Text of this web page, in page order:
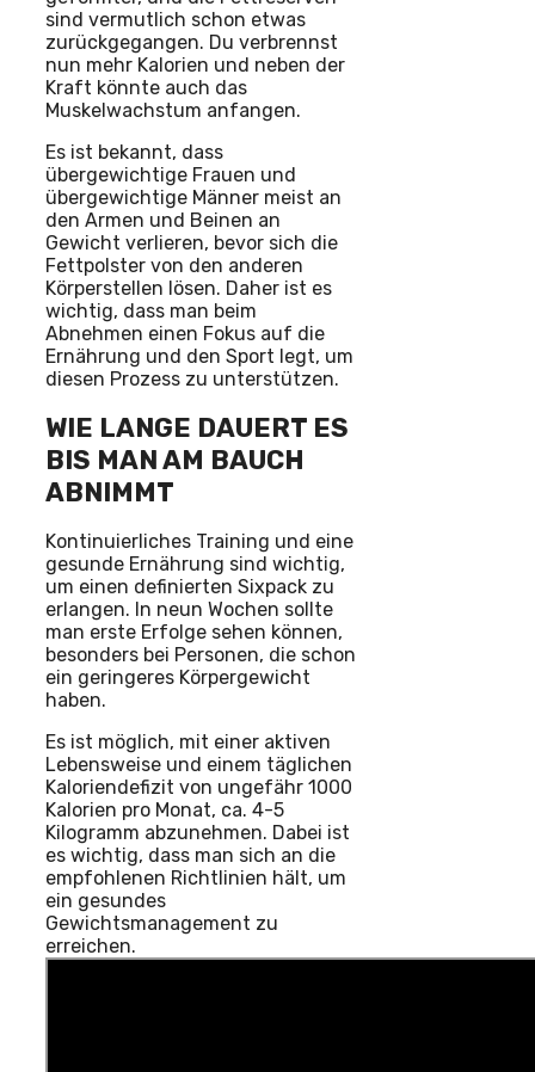
sind vermutlich schon etwas
zurückgegangen. Du verbrennst
nun mehr Kalorien und neben der
Kraft könnte auch das
Muskelwachstum anfangen.
Es ist bekannt, dass
übergewichtige Frauen und
übergewichtige Männer meist an
den Armen und Beinen an
Gewicht verlieren, bevor sich die
Fettpolster von den anderen
Körperstellen lösen. Daher ist es
wichtig, dass man beim
Abnehmen einen Fokus auf die
Ernährung und den Sport legt, um
diesen Prozess zu unterstützen.
WIE LANGE DAUERT ES
BIS MAN AM BAUCH
ABNIMMT
Kontinuierliches Training und eine
gesunde Ernährung sind wichtig,
um einen definierten Sixpack zu
erlangen. In neun Wochen sollte
man erste Erfolge sehen können,
besonders bei Personen, die schon
ein geringeres Körpergewicht
haben.
Es ist möglich, mit einer aktiven
Lebensweise und einem täglichen
Kaloriendefizit von ungefähr 1000
Kalorien pro Monat, ca. 4-5
Kilogramm abzunehmen. Dabei ist
es wichtig, dass man sich an die
empfohlenen Richtlinien hält, um
ein gesundes
Gewichtsmanagement zu
erreichen.